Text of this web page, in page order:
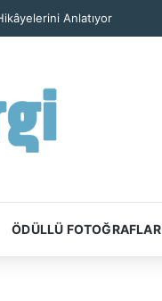
Anlatıyor
ÖDÜLLÜ FOTOĞRAFLAR